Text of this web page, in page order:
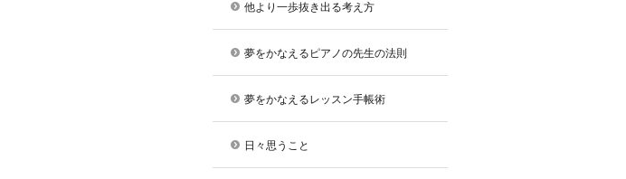
他より一歩抜き出る考え方
夢をかなえるピアノの先生の法則
夢をかなえるレッスン手帳術
日々思うこと